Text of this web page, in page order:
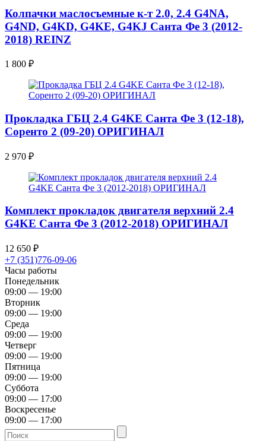
Колпачки маслосъемные к-т 2.0, 2.4 G4NA,
G4ND, G4KD, G4KE, G4KJ Санта Фе 3 (2012-
2018) REINZ
1 800 ₽
Прокладка ГБЦ 2.4 G4KE Санта Фе 3 (12-18),
Соренто 2 (09-20) ОРИГИНАЛ
2 970 ₽
Комплект прокладок двигателя верхний 2.4
G4KE Санта Фе 3 (2012-2018) ОРИГИНАЛ
12 650 ₽
+7 (351)776-09-06
Часы работы
Понедельник
09:00 — 19:00
Вторник
09:00 — 19:00
Среда
09:00 — 19:00
Четверг
09:00 — 19:00
Пятница
09:00 — 19:00
Суббота
09:00 — 17:00
Воскресенье
09:00 — 17:00